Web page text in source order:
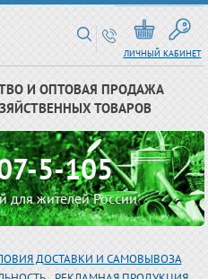
ЛИЧНЫЙ КАБИНЕТ
И ОПТОВАЯ ПРОДАЖА
ТОВАРОВ
5-105
для жителей России
ДОСТАВКИ И САМОВЫВОЗА